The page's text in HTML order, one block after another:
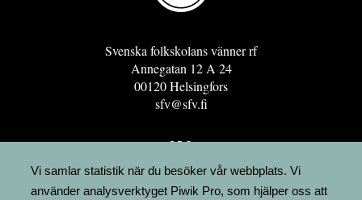
Svenska folkskolans vänner rf
Annegatan 12 A 24
00120 Helsingfors
sfv@sfv.fi
GRO
FÖRENINGSRESURSEN
MINNESRUNOR.FI
Vi samlar statistik när du besöker vår webbplats. Vi
använder analysverktyget Piwik Pro, som hjälper oss att